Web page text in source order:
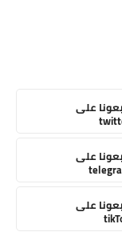
على
على
على